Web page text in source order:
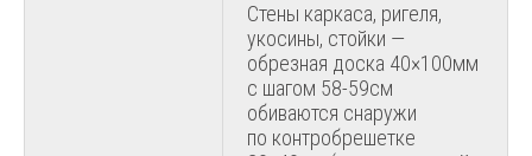
Стены каркаса, ригеля,
укосины, стойки —
обрезная доска 40×100мм
с шагом 58-59см
обиваются снаружи
по контробрешетке